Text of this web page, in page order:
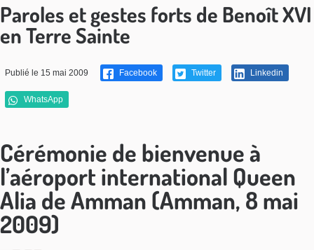
Paroles et gestes forts de Benoît XVI
en Terre Sainte
Publié le 15 mai 2009 Facebook Twitter Linkedin
WhatsApp
Cérémonie de bienvenue à
l’aéroport international Queen
Alia de Amman (Amman, 8 mai
2009)